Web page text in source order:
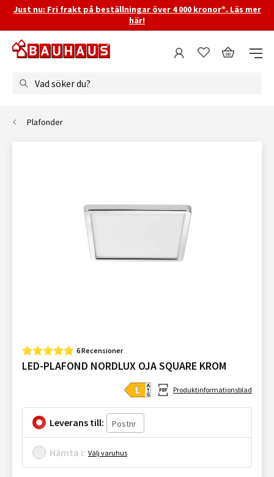
Just nu: Fri frakt på beställningar över 4 000 kronor*. Läs mer
här!
Vad söker du?
Plafonder
6 Recensioner
LED-PLAFOND NORDLUX OJA SQUARE KROM
Produktinformationsblad
Leverans till:
Hämta i: Välj varuhus